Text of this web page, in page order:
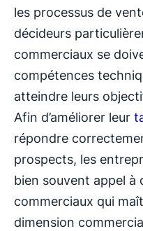
les processus de
décideurs
commerciaux se
compétences
atteindre leurs
Afin d’améliorer leur
répondre
prospects, les
bien souvent appel à
commerciaux qui
dimension